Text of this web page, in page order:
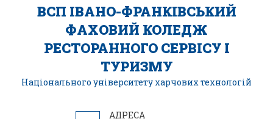
ВСП ІВАНО-ФРАНКІВСЬКИЙ
ФАХОВИЙ КОЛЕДЖ
РЕСТОРАННОГО СЕРВІСУ І
ТУРИЗМУ
Національного університету харчових технологій